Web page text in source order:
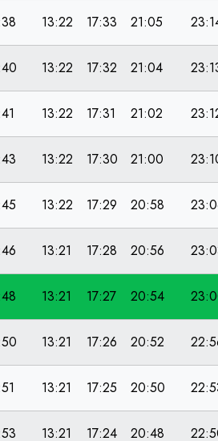
13:22 17:33 21:05
13:22 17:32 21:04
13:22 17:31 21:02
13:22 17:30 21:00
13:22 17:29 20:58
13:21 17:28 20:56
13:21 17:27 20:54
13:21 17:26 20:52
13:21 17:25 20:50
13:21 17:24 20:48